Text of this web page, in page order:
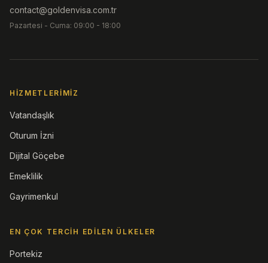
contact@goldenvisa.com.tr
Pazartesi - Cuma: 09:00 - 18:00
HIZMETLERIMIZ
Vatandaşlık
Oturum İzni
Dijital Göçebe
Emeklilik
Gayrimenkul
EN ÇOK TERCIH EDILEN ÜLKELER
Portekiz